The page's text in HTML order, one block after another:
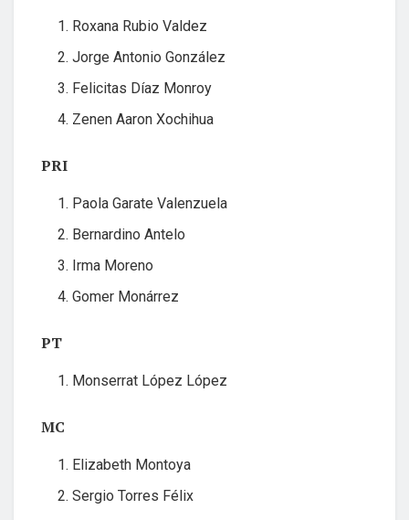
Roxana Rubio Valdez
Jorge Antonio González
Felicitas Díaz Monroy
Zenen Aaron Xochihua
PRI
Paola Garate Valenzuela
Bernardino Antelo
Irma Moreno
Gomer Monárrez
PT
Monserrat López López
MC
Elizabeth Montoya
Sergio Torres Félix